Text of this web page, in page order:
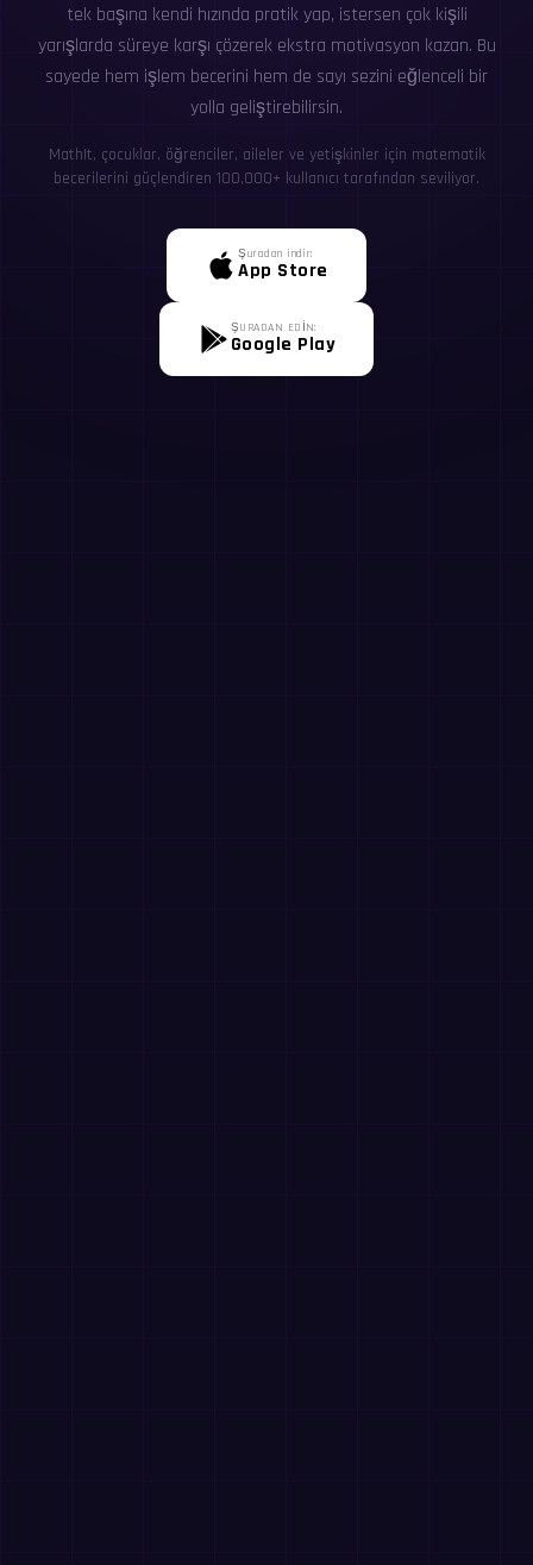
tek başına kendi hızında pratik yap, istersen çok kişili
yarışlarda süreye karşı çözerek ekstra motivasyon kazan. Bu
sayede hem işlem becerini hem de sayı sezini eğlenceli bir
yolla geliştirebilirsin.
MathIt, çocuklar, öğrenciler, aileler ve yetişkinler için matematik
becerilerini güçlendiren 100,000+ kullanıcı tarafından seviliyor.
Şuradan indir:
App Store
ŞURADAN EDİN:
Google Play